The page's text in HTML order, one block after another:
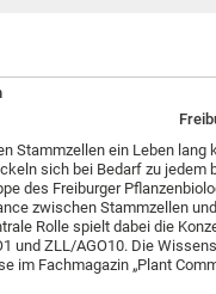
Stammzellen ein Leben lang
sich bei Bedarf zu jedem
des Freiburger
zwischen Stammzellen
Rolle spielt dabei die
und ZLL/AGO10. Die
im Fachmagazin „Plant